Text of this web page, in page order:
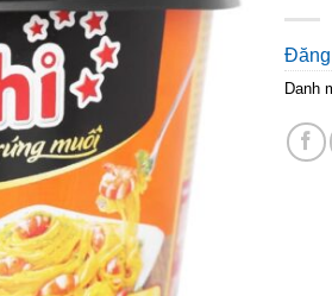
Đăng
Danh